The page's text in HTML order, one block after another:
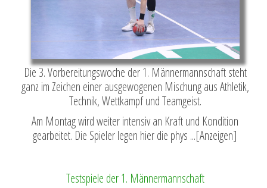
Die 3. Vorbereitungswoche der 1. Männermannschaft steht
ganz im Zeichen einer ausgewogenen Mischung aus Athletik,
Technik, Wettkampf und Teamgeist.
Am Montag wird weiter intensiv an Kraft und Kondition
gearbeitet. Die Spieler legen hier die phys ...[Anzeigen]
Testspiele der 1. Männermannschaft